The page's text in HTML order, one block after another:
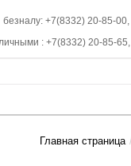
+7(8332) 20-85-00,
: +7(8332) 20-85-65,
Главная страница